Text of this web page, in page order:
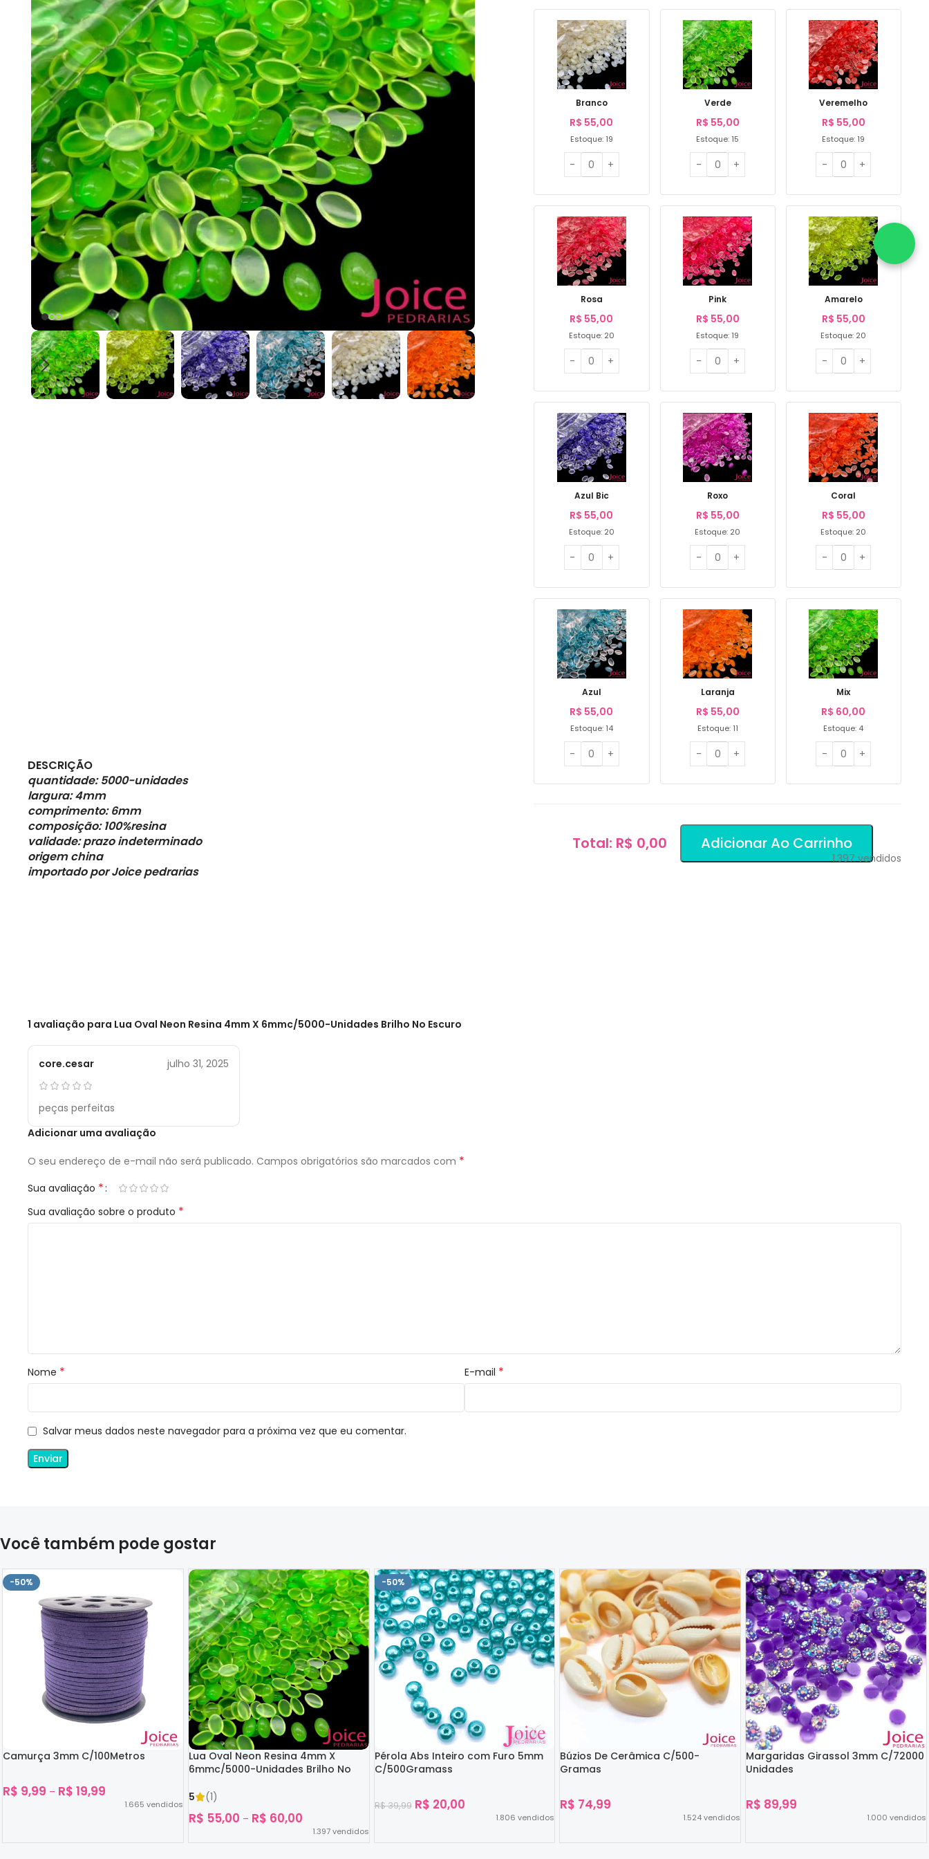
DESCRIÇÃO
quantidade: 5000-unidades
largura: 4mm
comprimento: 6mm
composição: 100%resina
validade: prazo indeterminado
origem china
importado por Joice pedrarias
Branco
R$ 55,00
Estoque: 19
Verde
R$ 55,00
Estoque: 15
Veremelho
R$ 55,00
Estoque: 19
Rosa
R$ 55,00
Estoque: 20
Pink
R$ 55,00
Estoque: 19
Amarelo
R$ 55,00
Estoque: 20
Azul Bic
R$ 55,00
Estoque: 20
Roxo
R$ 55,00
Estoque: 20
Coral
R$ 55,00
Estoque: 20
Azul
R$ 55,00
Estoque: 14
Laranja
R$ 55,00
Estoque: 11
Mix
R$ 60,00
Estoque: 4
Total: R$ 0,00 Adicionar Ao Carrinho
1.397vendidos
1 avaliação para Lua Oval Neon Resina 4mm X 6mmc/5000-Unidades Brilho No Escuro
core.cesar julho 31, 2025
peças perfeitas
Adicionar uma avaliação
O seu endereço de e-mail não será publicado. Campos obrigatórios são marcados com *
Sua avaliação *
Sua avaliação sobre o produto *
Nome * E-mail *
Salvar meus dados neste navegador para a próxima vez que eu comentar.
Você também pode gostar
-50%
Camurça 3mm C/100Metros
R$ 9,99 – R$ 19,99
1.665 vendidos
Lua Oval Neon Resina 4mm X
6mmc/5000-Unidades Brilho No
5
(1)
R$ 55,00 – R$ 60,00
1.397vendidos
-50%
Pérola Abs Inteiro com Furo 5mm
C/500Gramass
R$39,99 R$ 20,00
1.806 vendidos
Búzios De Cerâmica C/500-
Gramas
R$ 74,99
1.524vendidos
Margaridas Girassol 3mm C/72000
Unidades
R$ 89,99
1.000 vendidos